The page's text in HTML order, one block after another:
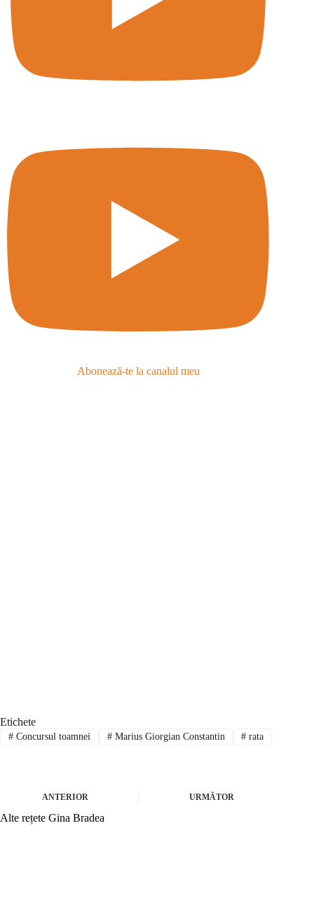
Abonează-te la canalul meu
Etichete
#Concursul toamnei #Marius Giorgian Constantin # rata
ANTERIOR URMĂTOR
Alte rețete Gina Bradea